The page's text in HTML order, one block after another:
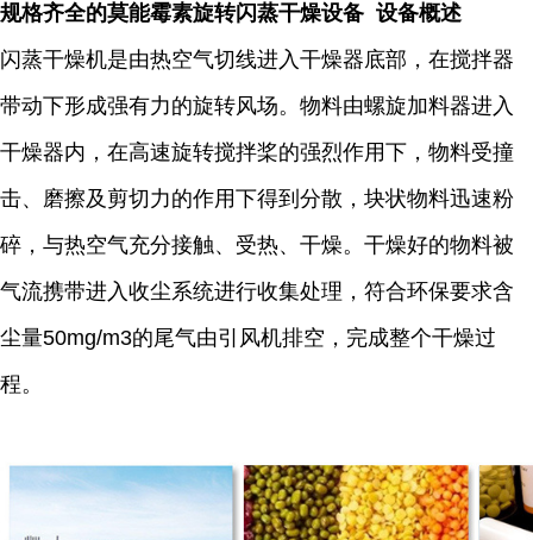
规格齐全的莫能霉素旋转闪蒸干燥设备 设备概述
闪蒸干燥机是由热空气切线进入干燥器底部，在搅拌器
带动下形成强有力的旋转风场。物料由螺旋加料器进入
干燥器内，在高速旋转搅拌桨的强烈作用下，物料受撞
击、磨擦及剪切力的作用下得到分散，块状物料迅速粉
碎，与热空气充分接触、受热、干燥。干燥好的物料被
气流携带进入收尘系统进行收集处理，符合环保要求含
尘量50mg/m3的尾气由引风机排空，完成整个干燥过
程。